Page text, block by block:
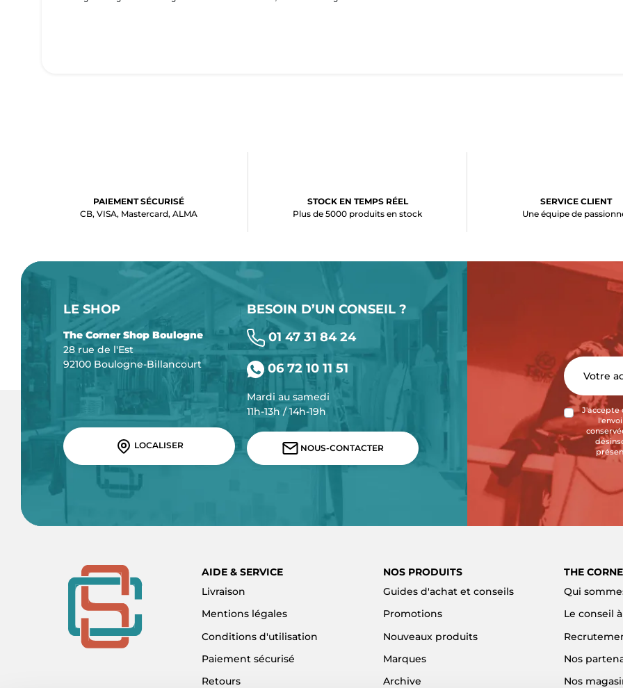
PAIEMENT SÉCURISÉ
CB, VISA, Mastercard, ALMA
STOCK EN TEMPS RÉEL
Plus de 5000 produits en stock
SERVICE CLIENT
Une équipe de
LE SHOP
The Corner Shop Boulogne
28 rue de l'Est
92100 Boulogne-Billancourt
LOCALISER
BESOIN D’UN CONSEIL ?
01 47 31 84 24
06 72 10 11 51
Mardi au samedi
11h-13h / 14h-19h
NOUS-CONTACTER
J'accepte
AIDE & SERVICE
Livraison
Mentions légales
Conditions d'utilisation
Paiement sécurisé
Retours
NOS PRODUITS
Guides d'achat et conseils
Promotions
Nouveaux produits
Marques
Archive
THE
Qui
Le conseil
Nos
Nos